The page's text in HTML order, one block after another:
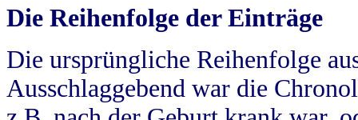
Die Reihenfolge der Einträge
Die ursprüngliche Reihenfolge
Ausschlaggebend war die